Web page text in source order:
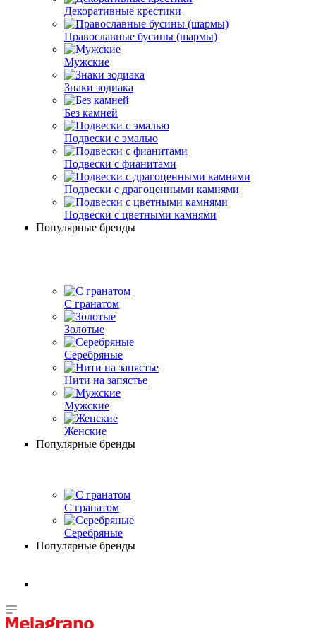
Декоративные крестики
Православные бусины (шармы)
Мужские
Знаки зодиака
Без камней
Подвески с эмалью
Подвески с фианитами
Подвески с драгоценными камнями
Подвески с цветными камнями
Популярные бренды
С гранатом
Золотые
Серебряные
Нити на запястье
Мужские
Женские
Популярные бренды
С гранатом
Серебряные
Популярные бренды